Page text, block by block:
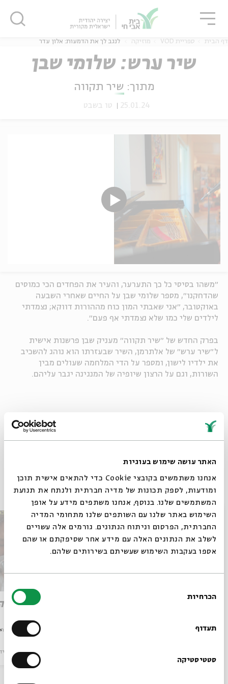
האתר עושה שימוש בעוגיות
אנחנו משתמשים בקובצי Cookie כדי להתאים אישית תוכן
ומודעות, לספק תכונות של מדיה חברתית ולנתח את תנועת
המשתמשים שלנו. בנוסף, אנחנו משתפים מידע על אופן
השימוש באתר שלנו עם השותפים שלנו מתחומי המדיה
החברתית, הפרסום וניתוח הנתונים. גורמים אלה עשויים
לשלב את הנתונים האלה עם מידע אחר שסיפקתם או שהם
אספו בעקבות השימוש שעשיתם בשירותים שלהם.
הסכמה
הכרחיות
תעדוף
סטטיסטיקה
אנגלית
דף הבית ספריית VOD מוזיקה לנגב לך את הדמעות: אלון עדר
שיר ערש: שלומי שבן
מתוך: שיר תקווה
25.01.24 טו בשבט
״משהו בסיסי כל כך התערער, והעיר את הפחדים הכי כמוסים
שהדחקנו״, מספר שלומי שבן על החיים שאחרי השבעה
באוקטובר, ״אני שאבתי המון כוח מההורות דווקא; נצמדתי
לילדים שלי כמו שלא נצמדתי אף פעם״.
בפרק החדש של ״שיר תקווה״ מעניק שבן פרשנות אישית
ל״שיר ערש״ של אלתרמן, השיר שבעזרתו הוא נוהג להשכיב
את ילדיו לישון, ומספר על הדי המלחמה שעולים מבין
השורות, וגם על הרצון שיופיה של המנגינה יגבר עליהם.
פרקים נוספים בסדרה
שיר
מתוך: שיר
מוזיקה
סגור
סגור